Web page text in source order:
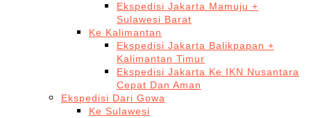
Ekspedisi Jakarta Mamuju +
Sulawesi Barat
Ke Kalimantan
Ekspedisi Jakarta Balikpapan +
Kalimantan Timur
Ekspedisi Jakarta Ke IKN Nusantara
Cepat Dan Aman
Ekspedisi Dari Gowa
Ke Sulawesi